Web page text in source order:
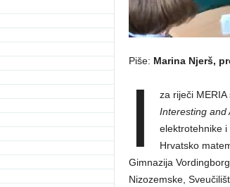
Piše: Marina Njerš,
I za riječi
Interesting and
elektrotehnike i
Hrvatsko
Gimnazija
Nizozemske,